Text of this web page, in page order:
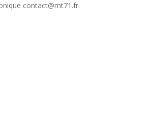
contact@mt71.fr.